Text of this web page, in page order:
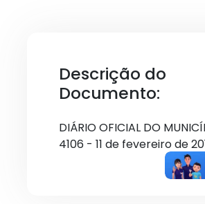
Descrição do
Documento:
DIÁRIO OFICIAL DO
4106 - 11 de fevereiro de